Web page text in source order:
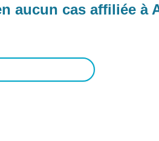
aucun cas affiliée à